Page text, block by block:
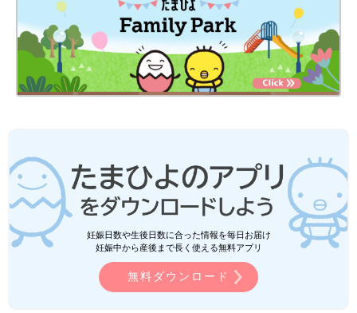
妊娠日数や生後日数に合った情報を毎日お届け
妊娠中から産後まで長く使える無料アプリ
無料ダウンロード